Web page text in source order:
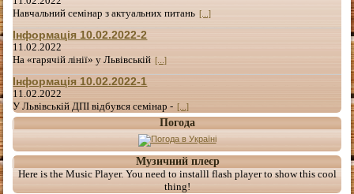
Навчальний семінар з актуальних питань [...]
Інформація 10.02.2022-2
11.02.2022
На «гарячій лінії» у Львівській [...]
Інформація 10.02.2022-1
11.02.2022
У Львівській ДПІ відбувся семінар - [...]
Погода
Музичний плеєр
Here is the Music Player. You need to installl flash player to show this cool
thing!